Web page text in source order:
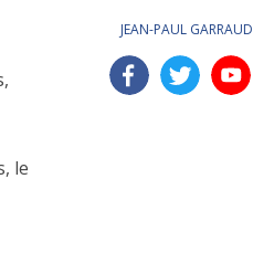
le
JEAN-PAUL GARRAUD